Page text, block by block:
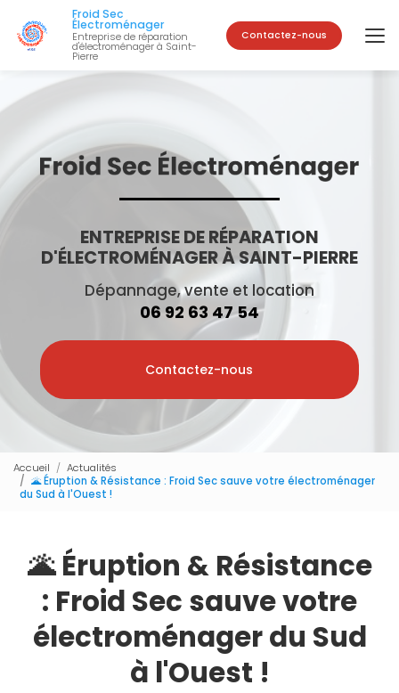
contenu
Froid Sec
Électroménager
Entreprise de réparation
d'électroménager à Saint-
Pierre
Contactez-nous
ENTREPRISE DE RÉPARATION
D'ÉLECTROMÉNAGER À SAINT-PIERRE
Dépannage, vente et location
06 92 63 47 54
Contactez-nous
Accueil
Actualités
🌋 Éruption & Résistance : Froid Sec sauve votre électroménager
du Sud à l'Ouest !
🌋 Éruption & Résistance
: Froid Sec sauve votre
électroménager du Sud
à l'Ouest !